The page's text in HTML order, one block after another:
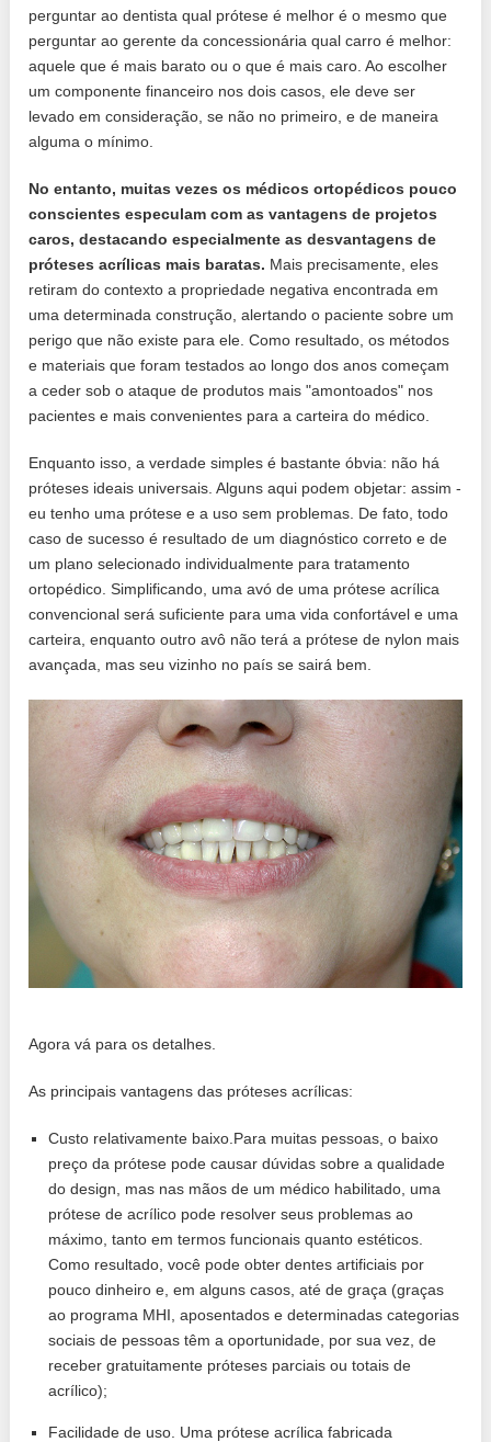
perguntar ao dentista qual prótese é melhor é o mesmo que
perguntar ao gerente da concessionária qual carro é melhor:
aquele que é mais barato ou o que é mais caro. Ao escolher
um componente financeiro nos dois casos, ele deve ser
levado em consideração, se não no primeiro, e de maneira
alguma o mínimo.
No entanto, muitas vezes os médicos ortopédicos pouco
conscientes especulam com as vantagens de projetos
caros, destacando especialmente as desvantagens de
próteses acrílicas mais baratas. Mais precisamente, eles
retiram do contexto a propriedade negativa encontrada em
uma determinada construção, alertando o paciente sobre um
perigo que não existe para ele. Como resultado, os métodos
e materiais que foram testados ao longo dos anos começam
a ceder sob o ataque de produtos mais "amontoados" nos
pacientes e mais convenientes para a carteira do médico.
Enquanto isso, a verdade simples é bastante óbvia: não há
próteses ideais universais. Alguns aqui podem objetar: assim -
eu tenho uma prótese e a uso sem problemas. De fato, todo
caso de sucesso é resultado de um diagnóstico correto e de
um plano selecionado individualmente para tratamento
ortopédico. Simplificando, uma avó de uma prótese acrílica
convencional será suficiente para uma vida confortável e uma
carteira, enquanto outro avô não terá a prótese de nylon mais
avançada, mas seu vizinho no país se sairá bem.
Agora vá para os detalhes.
As principais vantagens das próteses acrílicas:
Custo relativamente baixo.Para muitas pessoas, o baixo
preço da prótese pode causar dúvidas sobre a qualidade
do design, mas nas mãos de um médico habilitado, uma
prótese de acrílico pode resolver seus problemas ao
máximo, tanto em termos funcionais quanto estéticos.
Como resultado, você pode obter dentes artificiais por
pouco dinheiro e, em alguns casos, até de graça (graças
ao programa MHI, aposentados e determinadas categorias
sociais de pessoas têm a oportunidade, por sua vez, de
receber gratuitamente próteses parciais ou totais de
acrílico);
Facilidade de uso. Uma prótese acrílica fabricada